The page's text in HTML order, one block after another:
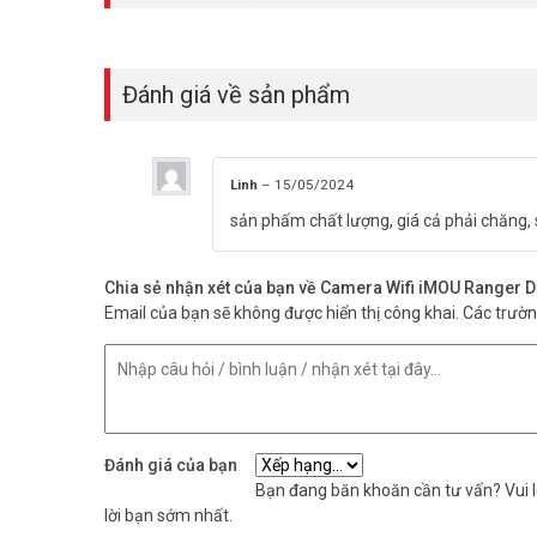
Đánh giá về sản phẩm
Linh – 15/05/2024
sản phấm chất lượng, giá cả phải chăng,
Chia sẻ nhận xét của bạn về Camera Wifi iMOU Ranger
Email của bạn sẽ không được hiển thị công khai. Các
Đánh giá của bạn
Bạn đang băn khoăn cần tư vấn? Vui
lời bạn sớm nhất.